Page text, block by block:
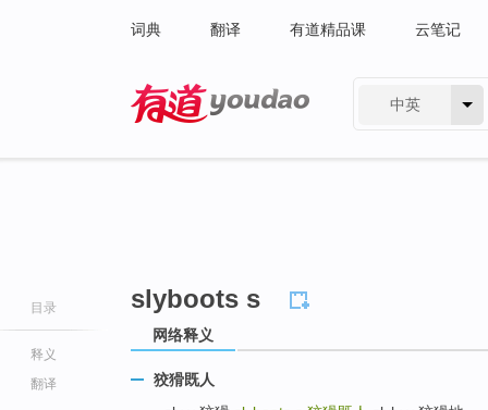
词典 翻译 有道精品课 云笔记
中英
目录
释义
翻译
slyboots s
网络释义
狡猾既人